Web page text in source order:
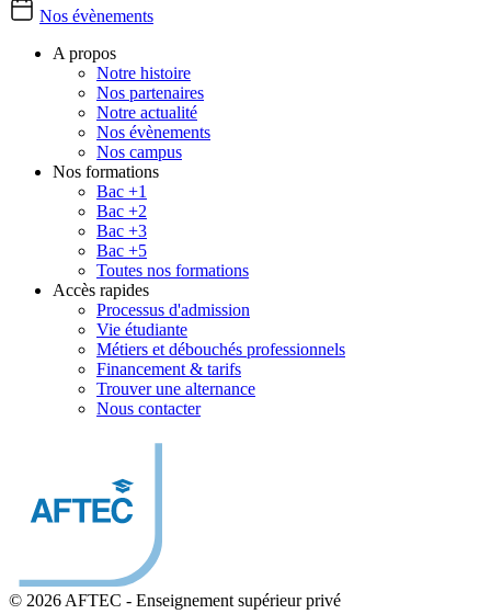
Nos évènements
A propos
Notre histoire
Nos partenaires
Notre actualité
Nos évènements
Nos campus
Nos formations
Bac +1
Bac +2
Bac +3
Bac +5
Toutes nos formations
Accès rapides
Processus d'admission
Vie étudiante
Métiers et débouchés professionnels
Financement & tarifs
Trouver une alternance
Nous contacter
© 2026 AFTEC - Enseignement supérieur privé